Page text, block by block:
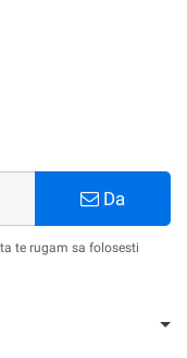
Da
te rugam sa folosesti